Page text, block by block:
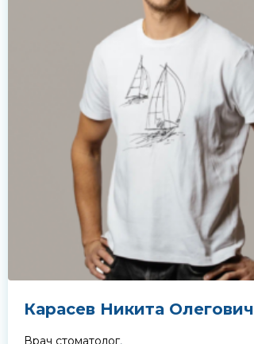
Карасев Никита Олегович
Врач стоматолог,